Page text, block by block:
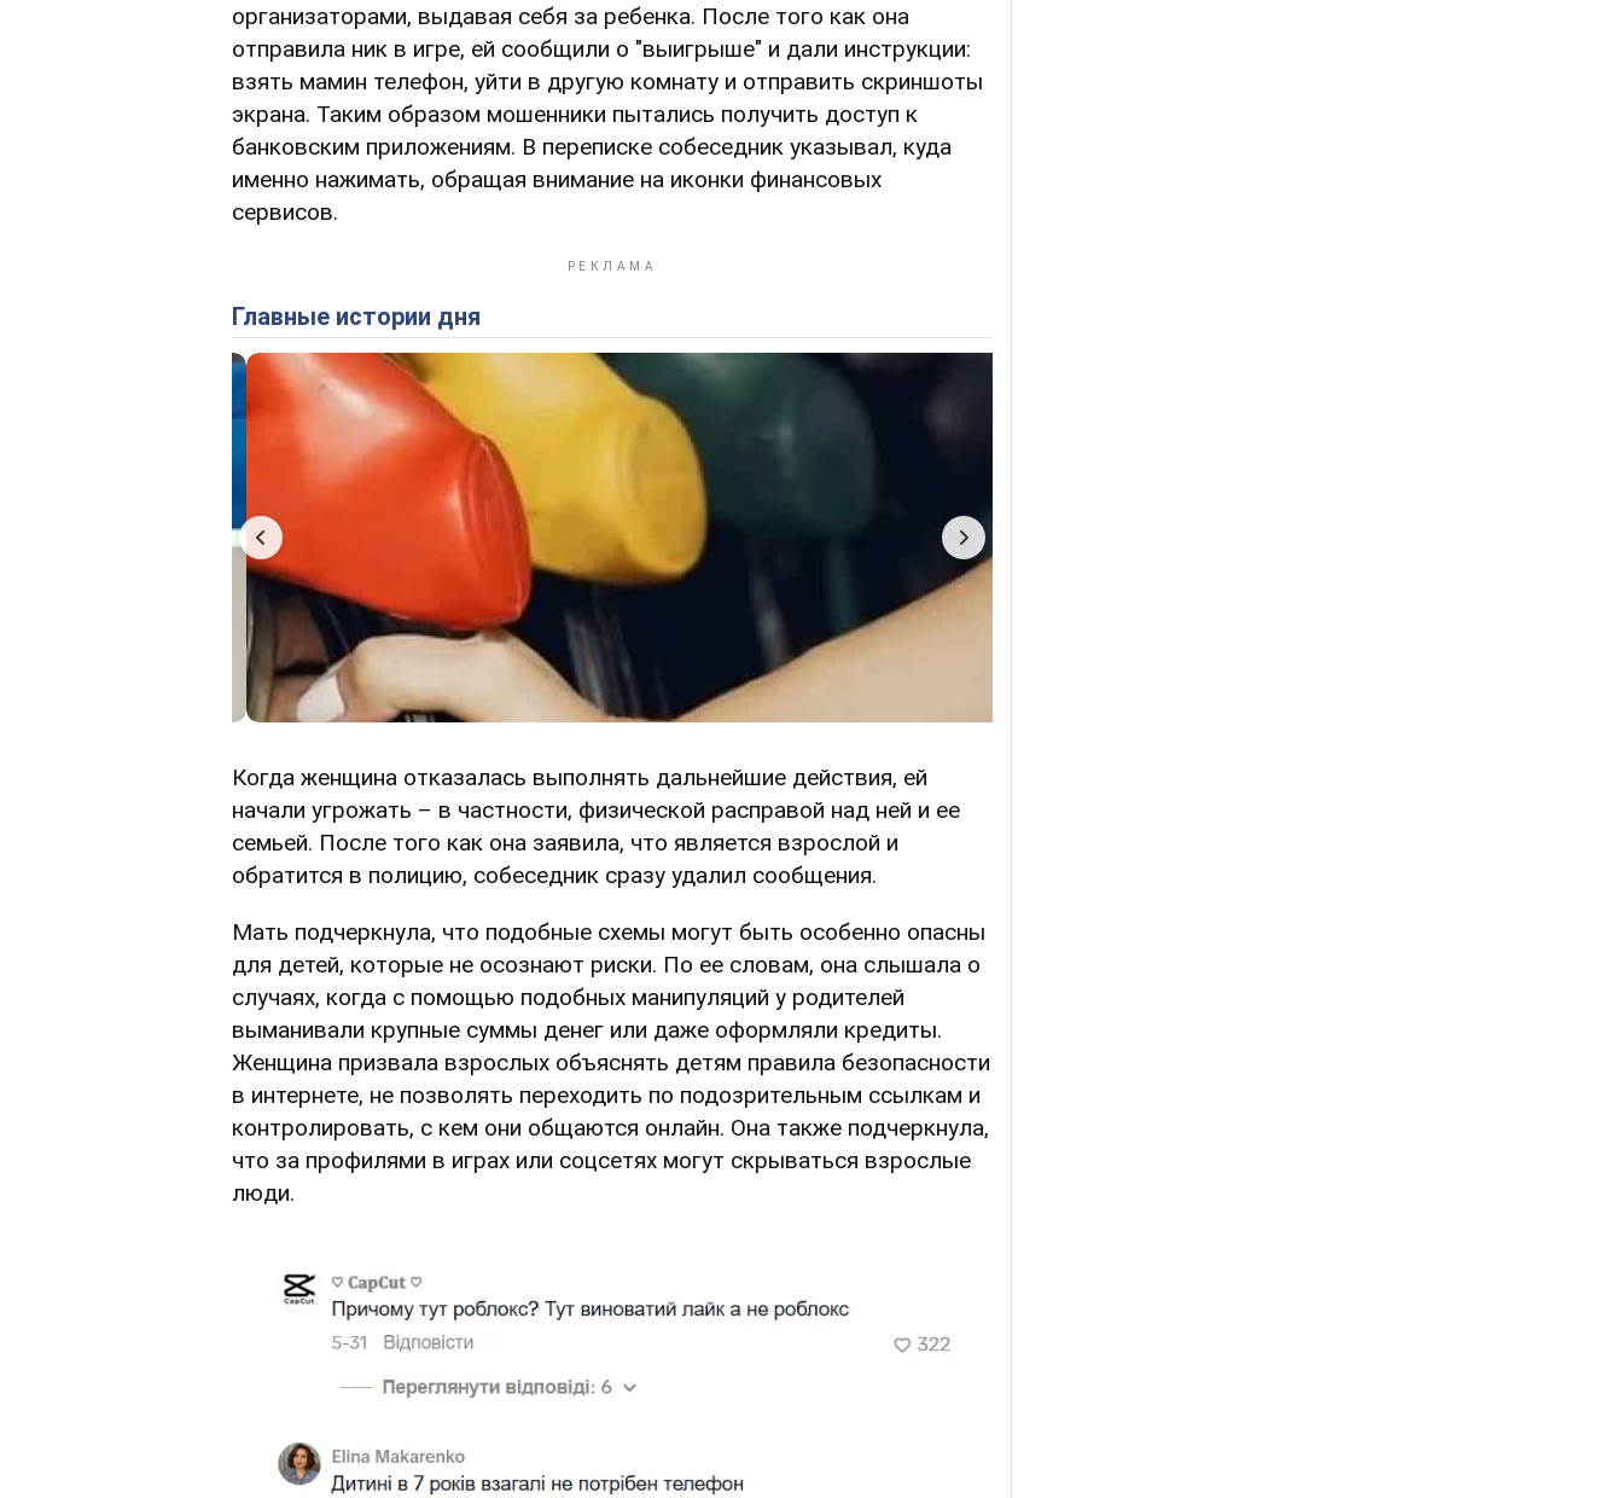
организаторами, выдавая себя за ребенка. После того как она
отправила ник в игре, ей сообщили о "выигрыше" и дали инструкции:
взять мамин телефон, уйти в другую комнату и отправить скриншоты
экрана. Таким образом мошенники пытались получить доступ к
банковским приложениям. В переписке собеседник указывал, куда
именно нажимать, обращая внимание на иконки финансовых
сервисов.
Главные истории дня
Когда женщина отказалась выполнять дальнейшие действия, ей
начали угрожать – в частности, физической расправой над ней и ее
семьей. После того как она заявила, что является взрослой и
обратится в полицию, собеседник сразу удалил сообщения.
Мать подчеркнула, что подобные схемы могут быть особенно опасны
для детей, которые не осознают риски. По ее словам, она слышала о
случаях, когда с помощью подобных манипуляций у родителей
выманивали крупные суммы денег или даже оформляли кредиты.
Женщина призвала взрослых объяснять детям правила безопасности
в интернете, не позволять переходить по подозрительным ссылкам и
контролировать, с кем они общаются онлайн. Она также подчеркнула,
что за профилями в играх или соцсетях могут скрываться взрослые
люди.